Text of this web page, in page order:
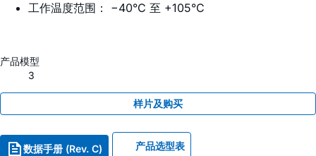
工作温度范围： −40°C 至 +105°C
产品模型
3
样片及购买
数据手册 (Rev. C) 产品选型表